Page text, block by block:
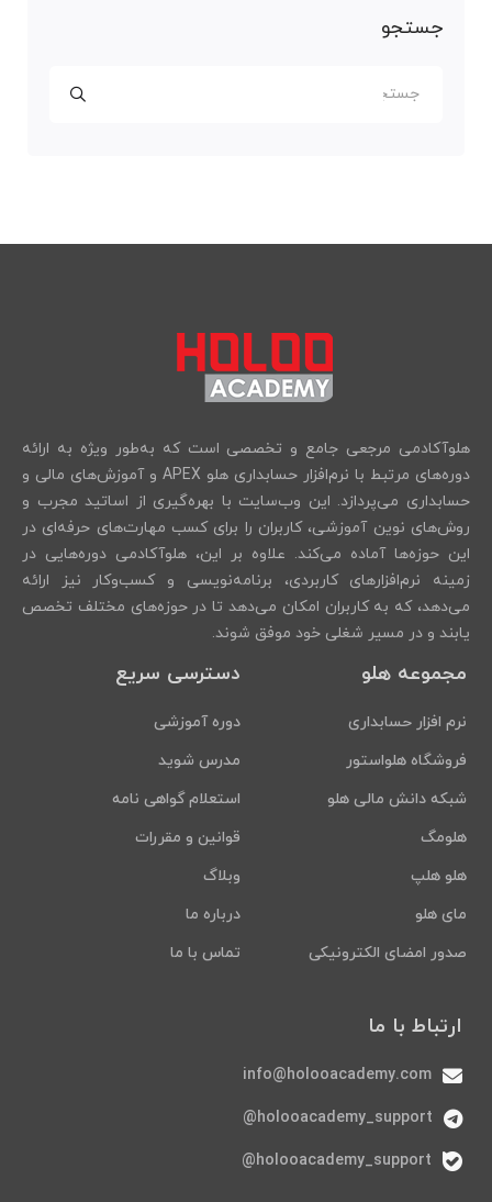
جستجو
هلوآکادمی مرجعی جامع و تخصصی است که به‌طور ویژه به ارائه
دوره‌های مرتبط با نرم‌افزار حسابداری هلو APEX و آموزش‌های مالی و
حسابداری می‌پردازد. این وب‌سایت با بهره‌گیری از اساتید مجرب و
روش‌های نوین آموزشی، کاربران را برای کسب مهارت‌های حرفه‌ای در
این حوزه‌ها آماده می‌کند. علاوه بر این، هلوآکادمی دوره‌هایی در
زمینه نرم‌افزارهای کاربردی، برنامه‌نویسی و کسب‌وکار نیز ارائه
می‌دهد، که به کاربران امکان می‌دهد تا در حوزه‌های مختلف تخصص
یابند و در مسیر شغلی خود موفق شوند.
مجموعه هلو
نرم افزار حسابداری
فروشگاه هلواستور
شبکه دانش مالی هلو
هلومگ
هلو هلپ
مای هلو
صدور امضای الکترونیکی
دسترسی سریع
دوره آموزشی
مدرس شوید
استعلام گواهی نامه
قوانین و مقررات
وبلاگ
درباره ما
تماس با ما
ارتباط با ما
info@holooacademy.com
holooacademy_support@
holooacademy_support@